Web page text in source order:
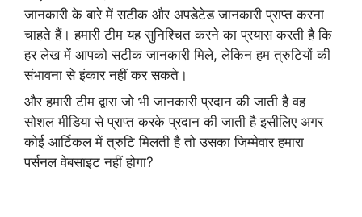
जानकारी के बारे में सटीक और अपडेटेड जानकारी प्राप्त करना
चाहते हैं। हमारी टीम यह सुनिश्चित करने का प्रयास करती है कि
हर लेख में आपको सटीक जानकारी मिले, लेकिन हम त्रुटियों की
संभावना से इंकार नहीं कर सकते।
और हमारी टीम द्वारा जो भी जानकारी प्रदान की जाती है वह
सोशल मीडिया से प्राप्त करके प्रदान की जाती है इसीलिए अगर
कोई आर्टिकल में त्रुटि मिलती है तो उसका जिम्मेवार हमारा
पर्सनल वेबसाइट नहीं होगा?